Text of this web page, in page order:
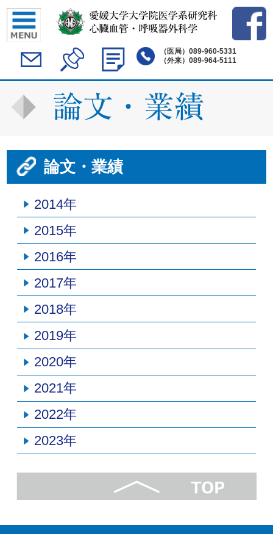
（医局）089-960-5331
（外来）089-964-5111
論文・業績
2014年
2015年
2016年
2017年
2018年
2019年
2020年
2021年
2022年
2023年